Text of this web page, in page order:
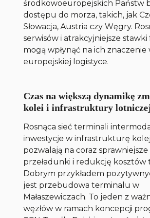
środkowoeuropejskich Państw
dostępu do morza, takich, jak
Słowacja, Austria czy Węgry.
serwisów i atrakcyjniejsze
mogą wpłynąć na ich znaczenie
europejskiej logistyce.
Czas na większą dynamikę
kolei i infrastruktury
Rosnąca sieć terminali
inwestycje w infrastrukturę
pozwalają na coraz sprawniejsze
przeładunki i redukcję kosztów
Dobrym przykładem
jest przebudowa terminalu w
Małaszewiczach. To jeden z
węzłów w ramach koncepcji